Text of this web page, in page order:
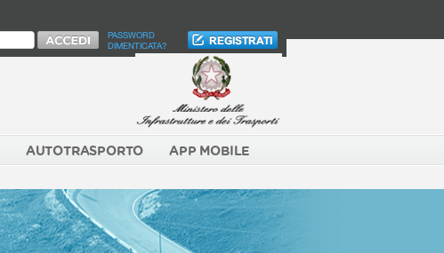
PASSWORD
DIMENTICATA?
AUTOTRASPORTO APP MOBILE